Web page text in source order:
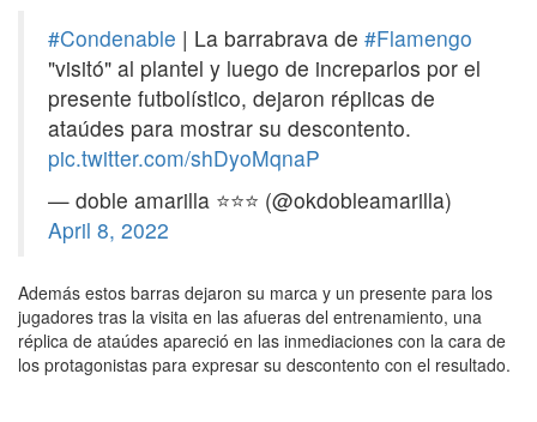
#Condenable | La barrabrava de #Flamengo
"visitó" al plantel y luego de increparlos por el
presente futbolístico, dejaron réplicas de
ataúdes para mostrar su descontento.
pic.twitter.com/shDyoMqnaP
— doble amarilla ⭐️⭐️⭐️ (@okdobleamarilla)
April 8, 2022
Además estos barras dejaron su marca y un presente para los
jugadores tras la visita en las afueras del entrenamiento, una
réplica de ataúdes apareció en las inmediaciones con la cara de
los protagonistas para expresar su descontento con el resultado.